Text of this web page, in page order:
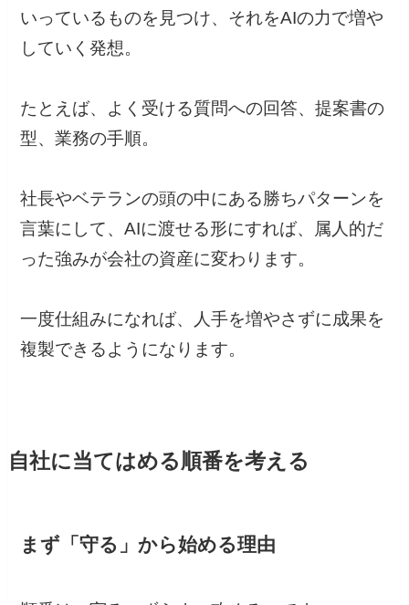
いっているものを見つけ、それをAIの力で増や
していく発想。
たとえば、よく受ける質問への回答、提案書の
型、業務の手順。
社長やベテランの頭の中にある勝ちパターンを
言葉にして、AIに渡せる形にすれば、属人的だ
った強みが会社の資産に変わります。
一度仕組みになれば、人手を増やさずに成果を
複製できるようになります。
自社に当てはめる順番を考える
まず「守る」から始める理由